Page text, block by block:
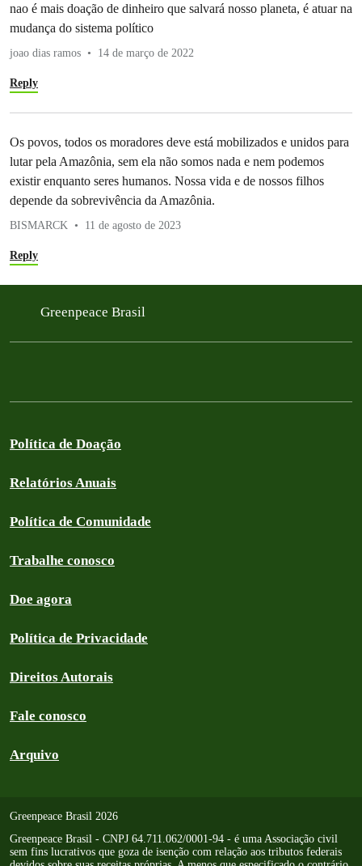
nao é mais doação de dinheiro que salvará nosso planeta, é atuar na
mudança do sistema político
joao dias ramos 14 de março de 2022
Reply
Os povos, todos os moradores deve está mobilizados e unidos para
lutar pela Amazônia, sem ela não somos nada e nem podemos
existir enquanto seres humanos. Nossa vida e de nossos filhos
depende da sobrevivência da Amazônia.
BISMARCK 11 de agosto de 2023
Reply
Greenpeace Brasil
Política de Doação
Relatórios Anuais
Política de Comunidade
Trabalhe conosco
Doe agora
Política de Privacidade
Direitos Autorais
Fale conosco
Arquivo
Greenpeace Brasil 2026
Greenpeace Brasil - CNPJ 64.711.062/0001-94 - é uma Associação civil
sem fins lucrativos que goza de isenção com relação aos tributos federais